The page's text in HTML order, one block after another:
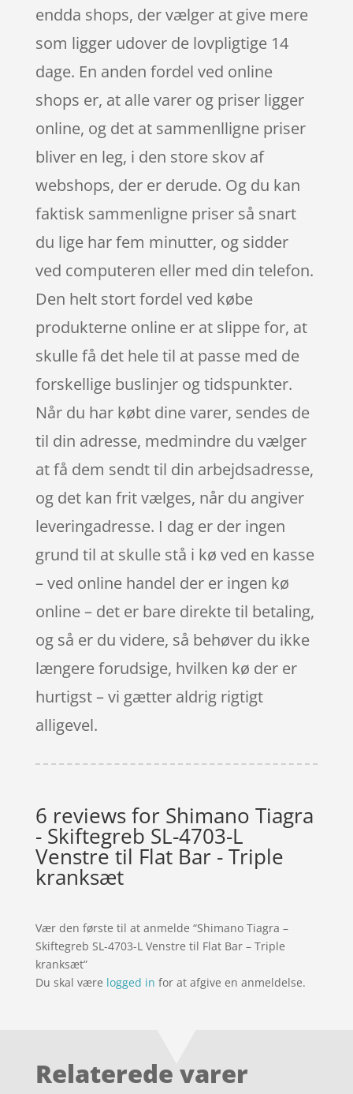
endda shops, der vælger at give mere
som ligger udover de lovpligtige 14
dage. En anden fordel ved online
shops er, at alle varer og priser ligger
online, og det at sammenlligne priser
bliver en leg, i den store skov af
webshops, der er derude. Og du kan
faktisk sammenligne priser så snart
du lige har fem minutter, og sidder
ved computeren eller med din telefon.
Den helt stort fordel ved købe
produkterne online er at slippe for, at
skulle få det hele til at passe med de
forskellige buslinjer og tidspunkter.
Når du har købt dine varer, sendes de
til din adresse, medmindre du vælger
at få dem sendt til din arbejdsadresse,
og det kan frit vælges, når du angiver
leveringadresse. I dag er der ingen
grund til at skulle stå i kø ved en kasse
– ved online handel der er ingen kø
online – det er bare direkte til betaling,
og så er du videre, så behøver du ikke
længere forudsige, hvilken kø der er
hurtigst – vi gætter aldrig rigtigt
alligevel.
6 reviews for Shimano Tiagra
- Skiftegreb SL-4703-L
Venstre til Flat Bar - Triple
kranksæt
Vær den første til at anmelde “Shimano Tiagra –
Skiftegreb SL-4703-L Venstre til Flat Bar – Triple
kranksæt”
Du skal være logged in for at afgive en anmeldelse.
Relaterede varer